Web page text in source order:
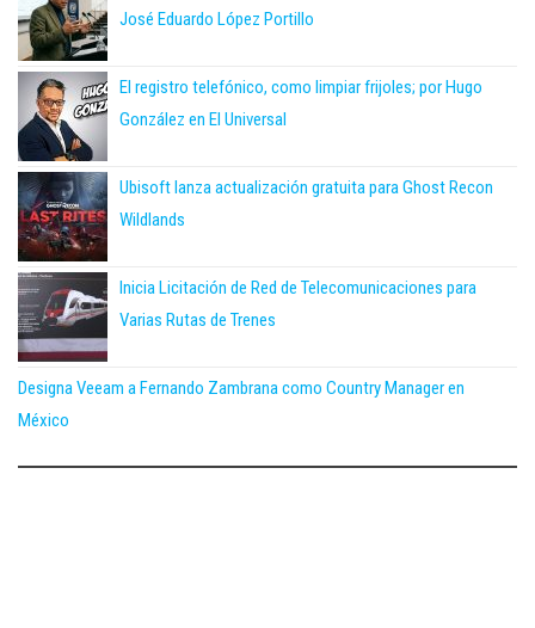
José Eduardo López Portillo
El registro telefónico, como limpiar frijoles; por Hugo
González en El Universal
Ubisoft lanza actualización gratuita para Ghost Recon
Wildlands
Inicia Licitación de Red de Telecomunicaciones para
Varias Rutas de Trenes
Designa Veeam a Fernando Zambrana como Country Manager en
México